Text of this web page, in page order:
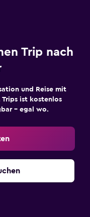
Trip nach
und Reise mit
Trips ist kostenlos
– egal wo.